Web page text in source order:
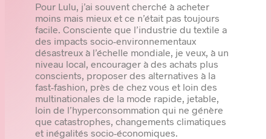
Pour Lulu, j’ai souvent cherché à acheter
moins mais mieux et ce n’était pas toujours
facile. Consciente que l’industrie du textile a
des impacts socio-environnementaux
désastreux à l’échelle mondiale, je veux, à un
niveau local, encourager à des achats plus
conscients, proposer des alternatives à la
fast-fashion, près de chez vous et loin des
multinationales de la mode rapide, jetable,
loin de l’hyperconsommation qui ne génère
que catastrophes, changements climatiques
et inégalités socio-économiques.